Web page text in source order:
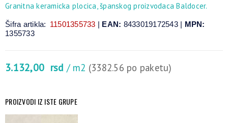
Granitna keramicka plocica, španskog proizvodaca Baldocer.
Šifra artikla: 11501355733 | EAN: 8433019172543 | MPN:
1355733
3.132,00 rsd / m2 (3382.56 po paketu)
PROIZVODI IZ ISTE GRUPE